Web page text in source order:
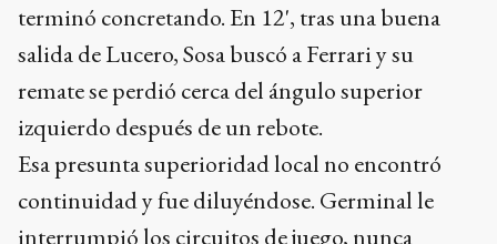
terminó concretando. En 12', tras una buena
salida de Lucero, Sosa buscó a Ferrari y su
remate se perdió cerca del ángulo superior
izquierdo después de un rebote.
Esa presunta superioridad local no encontró
continuidad y fue diluyéndose. Germinal le
interrumpió los circuitos de juego, nunca